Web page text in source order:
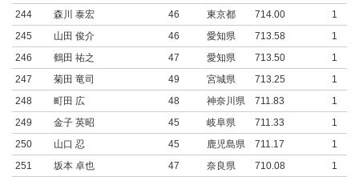
244
森川 泰宏 46 東京都 714.00
1
245
山田 俊介 46 愛知県 713.58
1
246
鶴田 祐之 47 愛知県 713.50
1
247
菊田 竜司 49 宮城県 713.25
1
248
町田 広 48 神奈川県 711.83
1
249
金子 英昭 45 岐阜県 711.33
1
250
山口 忍 45 鹿児島県 711.17
1
251
坂本 卓也 47 奈良県 710.08 1